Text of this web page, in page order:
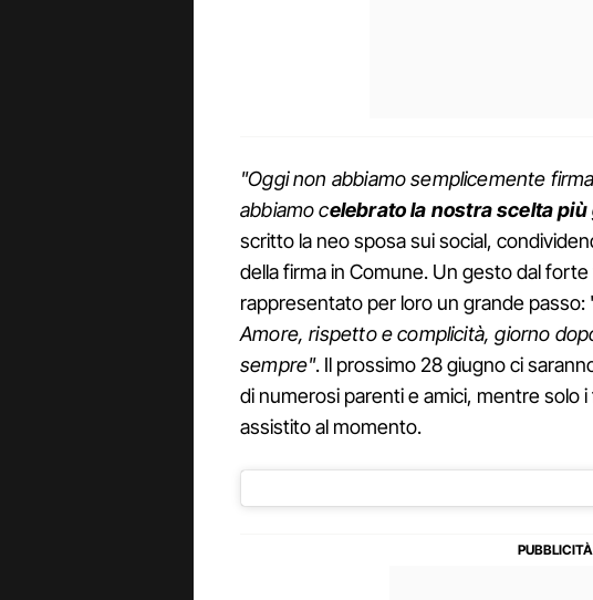
"Oggi non abbiamo semplicemente
abbiamo celebrato la nostra scelta
scritto la neo sposa sui social,
della firma in Comune. Un gesto dal
rappresentato per loro un grande passo:
Amore, rispetto e complicità, giorno
sempre". Il prossimo 28 giugno ci
di numerosi parenti e amici, mentre solo
assistito al momento.